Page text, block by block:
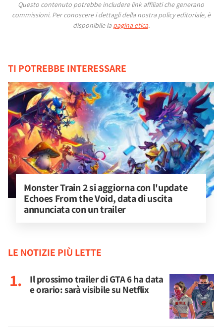
Questo contenuto potrebbe includere link affiliati che generano
commissioni. Per conoscere i dettagli della nostra policy editoriale, è
disponibile la pagina etica.
TI POTREBBE INTERESSARE
Monster Train 2 si aggiorna con l'update
Echoes From the Void, data di uscita
annunciata con un trailer
LE NOTIZIE PIÙ LETTE
Il prossimo trailer di GTA 6 ha data
e orario: sarà visibile su Netflix